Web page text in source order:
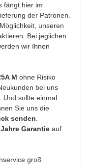
fängt hier im
der Patronen.
unseren
Bei jeglichen
wir Ihnen
M ohne Risiko
bei uns
. Und sollte einmal
Sie uns die
senden
Garantie auf
groß